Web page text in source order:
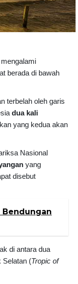
berada di bawah
terbelah oleh garis
dua kali
yang kedua akan
Nasional
yang
disebut
Bendungan
di antara dua
Selatan (Tropic of